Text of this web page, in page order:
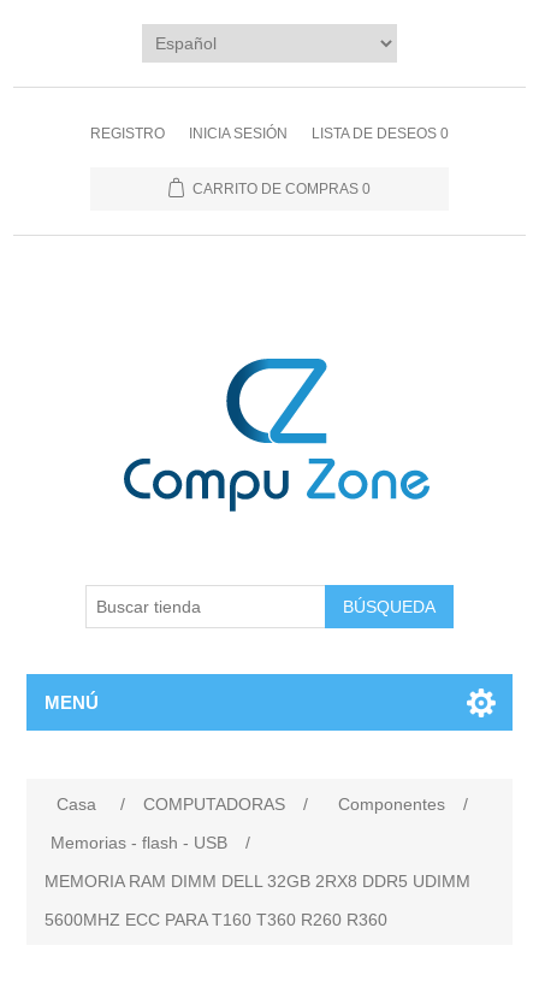
REGISTRO INICIA SESIÓN LISTA DE DESEOS 0
CARRITO DE COMPRAS 0
BÚSQUEDA
MENÚ
Casa / COMPUTADORAS / Componentes
/
Memorias - flash - USB
/
MEMORIA RAM DIMM DELL 32GB 2RX8 DDR5 UDIMM
5600MHZ ECC PARA T160 T360 R260 R360